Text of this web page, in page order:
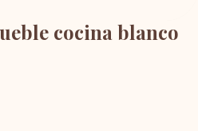
cocina blanco